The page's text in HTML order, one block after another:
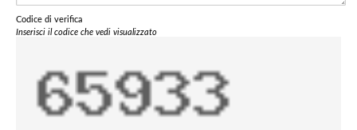
Codice di verifica
Inserisci il codice che vedi visualizzato